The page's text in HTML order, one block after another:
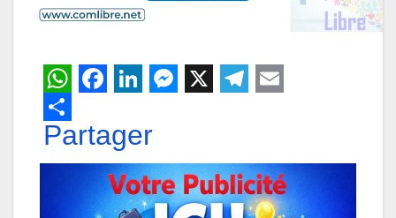
W
h
a
a
c
e
i
n
k
e
s
s
l
e
a
i
Partager